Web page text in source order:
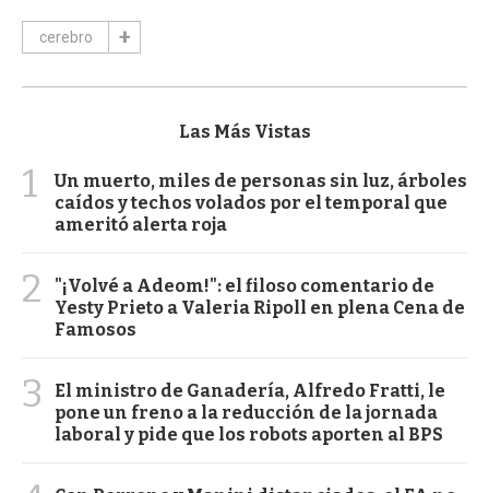
cerebro
Las Más Vistas
1
Un muerto, miles de personas sin luz, árboles
caídos y techos volados por el temporal que
ameritó alerta roja
2
"¡Volvé a Adeom!": el filoso comentario de
Yesty Prieto a Valeria Ripoll en plena Cena de
Famosos
3
El ministro de Ganadería, Alfredo Fratti, le
pone un freno a la reducción de la jornada
laboral y pide que los robots aporten al BPS